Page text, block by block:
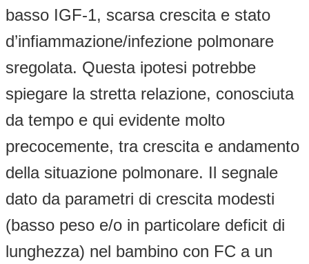
basso IGF-1, scarsa crescita e stato
d’infiammazione/infezione polmonare
sregolata. Questa ipotesi potrebbe
spiegare la stretta relazione, conosciuta
da tempo e qui evidente molto
precocemente, tra crescita e andamento
della situazione polmonare. Il segnale
dato da parametri di crescita modesti
(basso peso e/o in particolare deficit di
lunghezza) nel bambino con FC a un